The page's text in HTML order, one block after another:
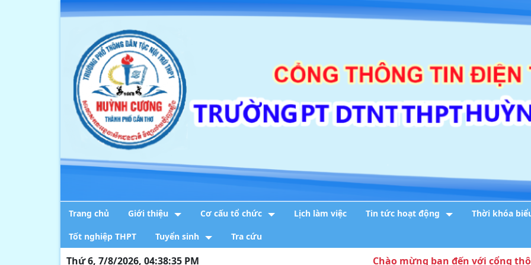
Trang chủ Giới thiệu Cơ cấu tổ chức Lịch làm việc Tin tức hoạt động Thời khóa
Tốt nghiệp THPT Tuyển sinh Tra cứu
Thứ 6, 7/8/2026, 04:38:36 PM
Chào mừng bạn đến với cổng thông tin